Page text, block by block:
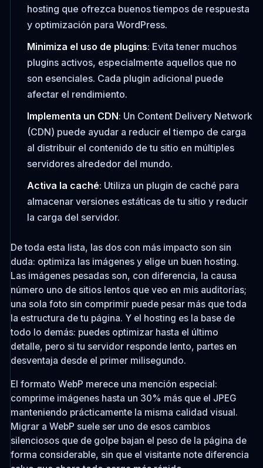
hosting que ofrezca buenos tiempos de respuesta
y optimización para WordPress.
Minimiza el uso de plugins: Evita tener muchos
plugins activos, especialmente aquellos que no
son esenciales. Cada plugin adicional puede
afectar el rendimiento.
Implementa un CDN: Un Content Delivery Network
(CDN) puede ayudar a reducir el tiempo de carga
al distribuir el contenido de tu sitio en múltiples
servidores alrededor del mundo.
Activa la caché: Utiliza un plugin de caché para
almacenar versiones estáticas de tu sitio y reducir
la carga del servidor.
De toda esta lista, las dos con más impacto son sin
duda: optimiza las imágenes y elige un buen hosting.
Las imágenes pesadas son, con diferencia, la causa
número uno de sitios lentos que veo en mis auditorías;
una sola foto sin comprimir puede pesar más que toda
la estructura de tu página. Y el hosting es la base de
todo lo demás: puedes optimizar hasta el último
detalle, pero si tu servidor responde lento, partes en
desventaja desde el primer milisegundo.
El formato WebP merece una mención especial:
comprime imágenes hasta un 30% más que el JPEG
manteniendo prácticamente la misma calidad visual.
Migrar a WebP suele ser uno de esos cambios
silenciosos que de golpe bajan el peso de la página de
forma considerable, sin que el visitante note diferencia